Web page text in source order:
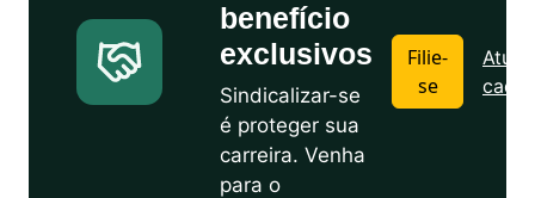
benefício
exclusivos
Sindicalizar-se
é proteger sua
carreira. Venha
para o
Filie-
se